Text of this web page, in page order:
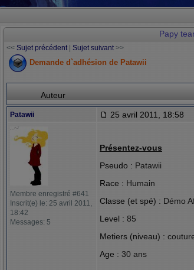
Papy
<< Sujet précédent| Sujet suivant>>
Demande d`adhésion de Patawii
Auteur
Patawii 25 avril 2011, 18:58
Membre enregistré #641
Inscrit(e) le: 25 avril 2011,
18:42
Messages: 5
Présentez-vous
Pseudo : Patawii
Race : Humain
Classe (et spé) : Démo
Level : 85
Metiers (niveau) :
Age : 30 ans